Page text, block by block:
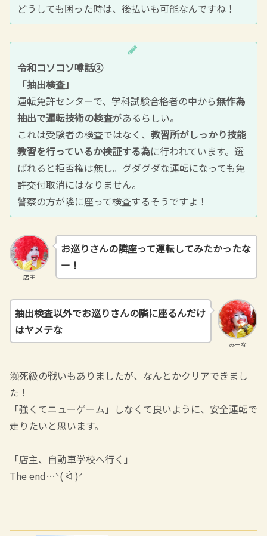
どうしても困った時は、後払いも可能なんですね！
令和コソコソ噂話②
「抽出検査」
運転免許センターで、学科試験合格者の中から無作為
抽出で運転技術の検査があるらしい。
これは受験者の検査ではなく、 教習所がしっかり技能
教習を行っているか検証する為に行われています。選
ばれると拒否権は無し。グダグダな運転になっても免
許交付取消にはなりません。
警察の方が隣に座って検査するそうですよ！
店主
お巡りさんの隣座って運転してみたかったな
ー！
みーな
抽出検査以外でお巡りさんの隣に座るんだけ
はヤメテな
瀕死級の戦いもありましたが、なんとかクリアできまし
た！
「強くてニューゲーム」しなくて良いように、安全運転で
走りたいと思います。
「店主、自動車学校へ行く」
The end…ᐠ( ᐛ )ᐟ